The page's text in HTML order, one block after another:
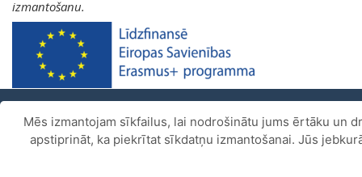
izmantošanu.
Piekļūstamības paziņojums.
Mēs izmantojam sīkfailus, lai nodrošinātu jums ērtāku un
apstiprināt, ka piekrītat sīkdatņu izmantošanai. Jūs